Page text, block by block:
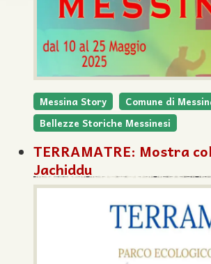
Messina Story Comune di
Bellezze Storiche Messinesi
TERRAMATRE: Mostra
Jachiddu